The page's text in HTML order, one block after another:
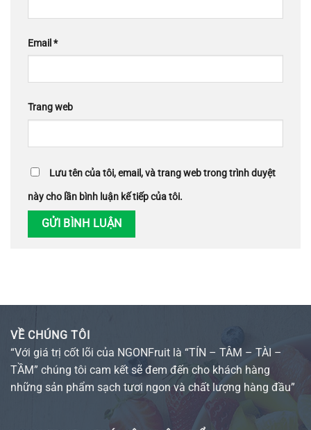
Email *
Trang web
Lưu tên của tôi, email, và trang web trong trình duyệt
này cho lần bình luận kế tiếp của tôi.
VỀ CHÚNG TÔI
“Với giá trị cốt lõi của NGONFruit là “TÍN – TÂM – TÀI –
TẦM” chúng tôi cam kết sẽ đem đến cho khách hàng
những sản phẩm sạch tươi ngon và chất lượng hàng đầu”